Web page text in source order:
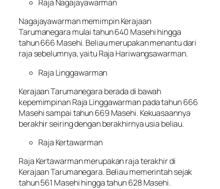
Raja Nagajayawarman
Nagajayawarman memimpin Kerajaan
Tarumanegara mulai tahun 640 Masehi hingga
tahun 666 Masehi. Beliau merupakan menantu dari
raja sebelumnya, yaitu Raja Hariwangsawarman.
Raja Linggawarman
Kerajaan Tarumanegara berada di bawah
kepemimpinan Raja Linggawarman pada tahun 666
Masehi sampai tahun 669 Masehi. Kekuasaannya
berakhir seiring dengan berakhirnya usia beliau.
Raja Kertawarman
Raja Kertawarman merupakan raja terakhir di
Kerajaan Tarumanegara. Beliau memerintah sejak
tahun 561 Masehi hingga tahun 628 Masehi.